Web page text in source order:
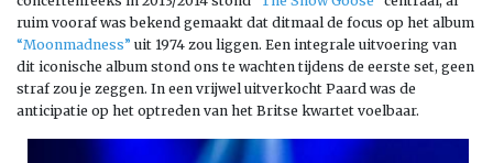
ruim vooraf was bekend gemaakt dat ditmaal de focus op het album
“Moonmadness” uit 1974 zou liggen. Een integrale uitvoering van
dit iconische album stond ons te wachten tijdens de eerste set, geen
straf zou je zeggen. In een vrijwel uitverkocht Paard was de
anticipatie op het optreden van het Britse kwartet voelbaar.